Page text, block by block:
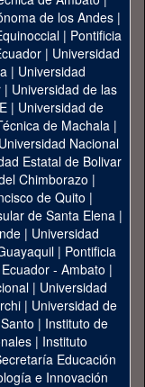
de los Andes|
| Pontificia
| Universidad
| Universidad
| Universidad de las
| Universidad de
de Machala|
Universidad Nacional
Estatal de Bolivar
Chimborazo |
de Quito |
de Santa Elena|
| Universidad
| Pontificia
- Ambato |
| Universidad
| Universidad de
| Instituto de
| Instituto
Educación
e Innovación